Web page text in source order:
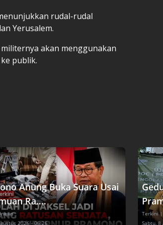
rudal-rudal
Yerusalem.
akan menggunakan
publik.
Anung Buka Suara Usai
Ra....
2026 - 06:26
Terkini |
Sabtu, 8